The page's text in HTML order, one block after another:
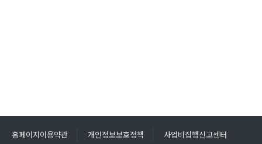
홈페이지이용약관 개인정보보호정책 사업비집행신고센터